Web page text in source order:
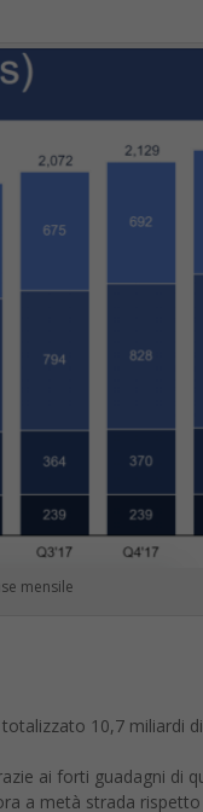
mensile
10,7 miliardi
ai forti guadagni di
a metà strada